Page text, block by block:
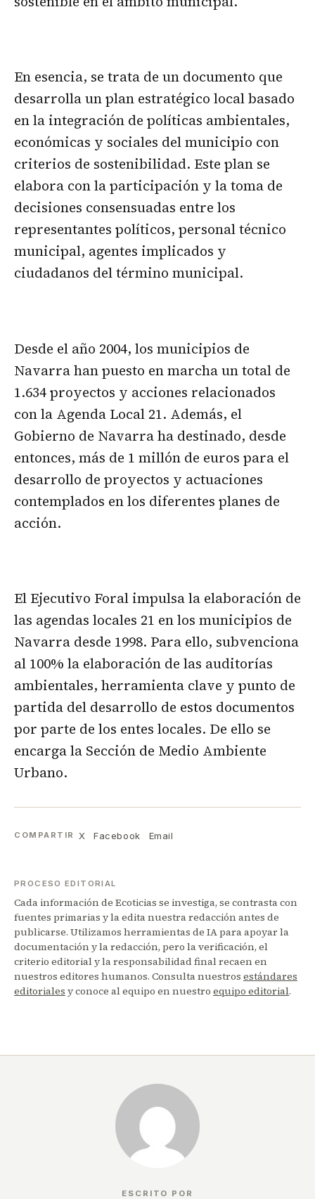
En esencia, se trata de un documento que
desarrolla un plan estratégico local basado
en la integración de políticas ambientales,
económicas y sociales del municipio con
criterios de sostenibilidad. Este plan se
elabora con la participación y la toma de
decisiones consensuadas entre los
representantes políticos, personal técnico
municipal, agentes implicados y
ciudadanos del término municipal.
Desde el año 2004, los municipios de
Navarra han puesto en marcha un total de
1.634 proyectos y acciones relacionados
con la Agenda Local 21. Además, el
Gobierno de Navarra ha destinado, desde
entonces, más de 1 millón de euros para el
desarrollo de proyectos y actuaciones
contemplados en los diferentes planes de
acción.
El Ejecutivo Foral impulsa la elaboración de
las agendas locales 21 en los municipios de
Navarra desde 1998. Para ello, subvenciona
al 100% la elaboración de las auditorías
ambientales, herramienta clave y punto de
partida del desarrollo de estos documentos
por parte de los entes locales. De ello se
encarga la Sección de Medio Ambiente
Urbano.
COMPARTIR X Facebook Email
PROCESO EDITORIAL
Cada información de Ecoticias se investiga, se contrasta con
fuentes primarias y la edita nuestra redacción antes de
publicarse. Utilizamos herramientas de IA para apoyar la
documentación y la redacción, pero la verificación, el
criterio editorial y la responsabilidad final recaen en
nuestros editores humanos. Consulta nuestros estándares
editoriales y conoce al equipo en nuestro equipo editorial.
ESCRITO POR